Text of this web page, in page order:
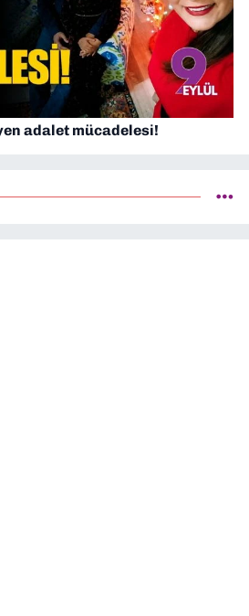
adalet mücadelesi!